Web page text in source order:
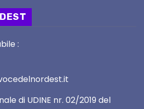
:
di UDINE nr. 02/2019 del